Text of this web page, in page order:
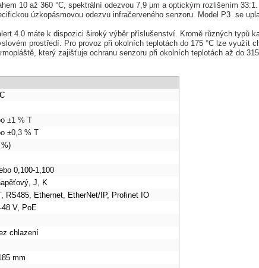
10 až 360 °C, spektrální odezvou 7,9 µm a optickým rozlišením
úzkopásmovou odezvu infračerveného senzoru. Model P3 se
4.0 máte k dispozici široký výběr příslušenství. Kromě různých typů
prostředí. Pro provoz při okolních teplotách do 175 °C lze využít
který zajišťuje ochranu senzoru při okolních teplotách až do 315
±1 % T
±0,3 % T
0,100-1,100
J, K
RS485, Ethernet, EtherNet/IP, Profinet IO
48 V, PoE
chlazení
mm